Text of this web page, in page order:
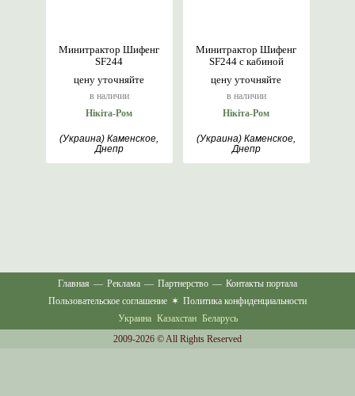
цену уточняйте
в наличии
Минитрактор Шифенг
SF244
Нікіта-Ром
(Украина) Каменское,
Днепр
цену уточняйте
в наличии
Минитрактор Шифенг
SF244 с кабиной
Нікіта-Ром
(Украина) Каменское,
Днепр
Главная — Реклама — Партнерство — Контакты портала
Пользовательское соглашение ✶ Политика конфиденциальности
Украина Казахстан Беларусь
2009-2026 © All Rights Reserved